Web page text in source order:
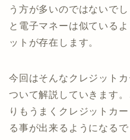
う方が多いのではないで
と電子マネーは似ている
ットが存在します。
今回はそんなクレジット
ついて解説していきます
りもうまくクレジットカ
る事が出来るようになるで